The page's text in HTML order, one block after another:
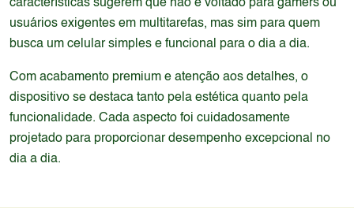
características sugerem que não é voltado para gamers ou
usuários exigentes em multitarefas, mas sim para quem
busca um celular simples e funcional para o dia a dia.
Com acabamento premium e atenção aos detalhes, o
dispositivo se destaca tanto pela estética quanto pela
funcionalidade. Cada aspecto foi cuidadosamente
projetado para proporcionar desempenho excepcional no
dia a dia.